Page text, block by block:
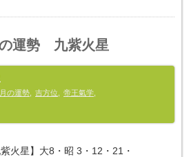
運勢 九紫火星
の運勢 吉方位 帝王氣学
紫火星】大8・昭 3・12・21・